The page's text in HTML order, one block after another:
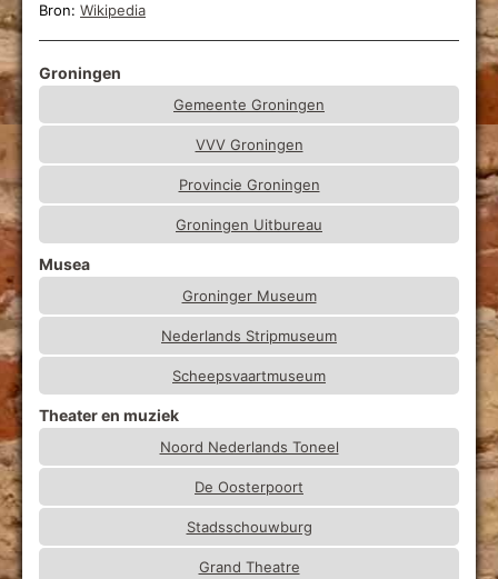
Bron: Wikipedia
Groningen
Gemeente Groningen
VVV Groningen
Provincie Groningen
Groningen Uitbureau
Musea
Groninger Museum
Nederlands Stripmuseum
Scheepsvaartmuseum
Theater en muziek
Noord Nederlands Toneel
De Oosterpoort
Stadsschouwburg
Grand Theatre